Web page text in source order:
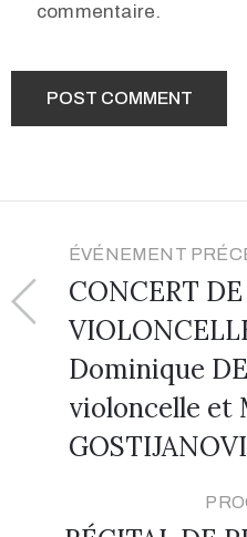
commentaire.
ÉVÉNEMENT
CONCERT
Dominique
violoncelle et